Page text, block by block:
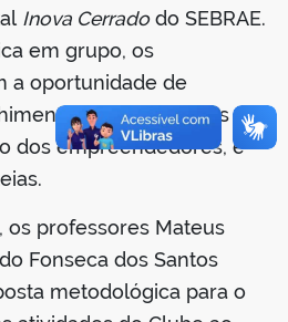
Inova Cerradodo SEBRAE.
em grupo, os
a oportunidade de
dos formulários do
dos empreendedores, e
os professores Mateus
Fonseca dos Santos
metodológica para o